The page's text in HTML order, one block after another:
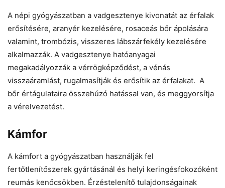
A népi gyógyászatban a vadgesztenye kivonatát az érfalak
erősítésére, aranyér kezelésére, rosaceás bőr ápolására
valamint, trombózis, visszeres lábszárfekély kezelésére
alkalmazzák. A vadgesztenye hatóanyagai
megakadályozzák a vérrögképződést, a vénás
visszaáramlást, rugalmasítják és erősítik az érfalakat. A
bőr értágulataira összehúzó hatással van, és meggyorsítja
a vérelvezetést.
Kámfor
A kámfort a gyógyászatban használják fel
fertőtlenítőszerek gyártásánál és helyi keringésfokozóként
reumás kenőcsökben. Érzéstelenítő tulajdonságainak